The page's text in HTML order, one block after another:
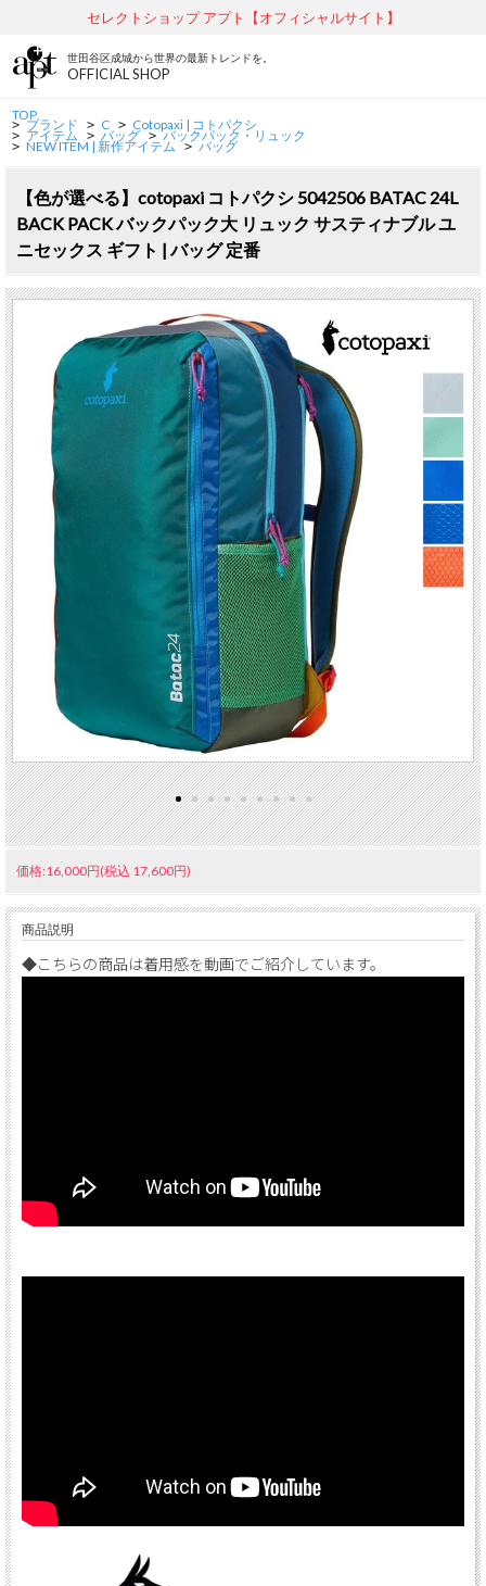
セレクトショップ アプト【オフィシャルサイト】
世田谷区成城から世界の最新トレンドを。
OFFICIAL SHOP
TOP
> ブランド > C > Cotopaxi | コトパクシ
> アイテム > バッグ > バックパック・リュック
> NEW ITEM | 新作アイテム > バッグ
【色が選べる】cotopaxi コトパクシ 5042506 BATAC 24L
BACK PACK バックパック大 リュック サスティナブル ユ
ニセックス ギフト | バッグ 定番
価格:16,000円(税込 17,600円)
商品説明
◆こちらの商品は着用感を動画でご紹介しています。